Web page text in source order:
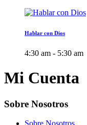
Hablar con Dios
4:30 am - 5:30 am
Mi Cuenta
Sobre Nosotros